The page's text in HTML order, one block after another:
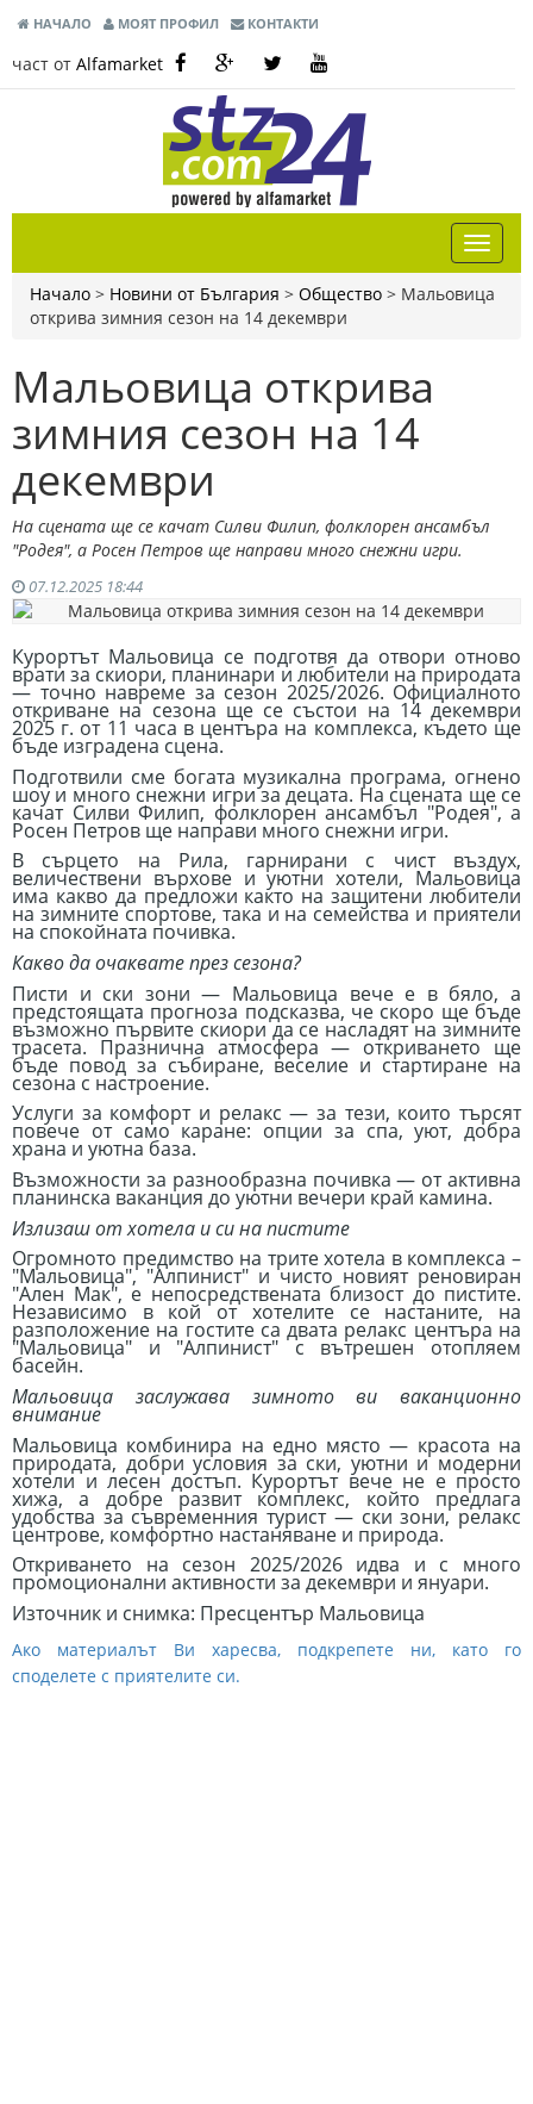
НАЧАЛО МОЯТ ПРОФИЛ КОНТАКТИ
част от Alfamarket
Начало > Новини от България > Общество > Мальовица
открива зимния сезон на 14 декември
Мальовица открива
зимния сезон на 14
декември
На сцената ще се качат Силви Филип, фолклорен ансамбъл
"Родея", а Росен Петров ще направи много снежни игри.
07.12.2025 18:44
Курортът Мальовица се подготвя да отвори отново
врати за скиори, планинари и любители на природата
— точно навреме за сезон 2025/2026. Официалното
откриване на сезона ще се състои на 14 декември
2025 г. от 11 часа в центъра на комплекса, където ще
бъде изградена сцена.
Подготвили сме богата музикална програма, огнено
шоу и много снежни игри за децата. На сцената ще се
качат Силви Филип, фолклорен ансамбъл "Родея", а
Росен Петров ще направи много снежни игри.
В сърцето на Рила, гарнирани с чист въздух,
величествени върхове и уютни хотели, Мальовица
има какво да предложи както на защитени любители
на зимните спортове, така и на семейства и приятели
на спокойната почивка.
Какво да очаквате през сезона?
Писти и ски зони — Мальовица вече е в бяло, а
предстоящата прогноза подсказва, че скоро ще бъде
възможно първите скиори да се насладят на зимните
трасета. Празнична атмосфера — откриването ще
бъде повод за събиране, веселие и стартиране на
сезона с настроение.
Услуги за комфорт и релакс — за тези, които търсят
повече от само каране: опции за спа, уют, добра
храна и уютна база.
Възможности за разнообразна почивка — от активна
планинска ваканция до уютни вечери край камина.
Излизаш от хотела и си на пистите
Огромното предимство на трите хотела в комплекса –
"Мальовица", "Алпинист" и чисто новият реновиран
"Ален Мак", е непосредствената близост до пистите.
Независимо в кой от хотелите се настаните, на
разположение на гостите са двата релакс центъра на
"Мальовица" и "Алпинист" с вътрешен отопляем
басейн.
Мальовица заслужава зимното ви ваканционно
внимание
Мальовица комбинира на едно място — красота на
природата, добри условия за ски, уютни и модерни
хотели и лесен достъп. Курортът вече не е просто
хижа, а добре развит комплекс, който предлага
удобства за съвременния турист — ски зони, релакс
центрове, комфортно настаняване и природа.
Откриването на сезон 2025/2026 идва и с много
промоционални активности за декември и януари.
Източник и снимка: Пресцентър Мальовица
Ако материалът Ви харесва, подкрепете ни, като го
споделете с приятелите си.